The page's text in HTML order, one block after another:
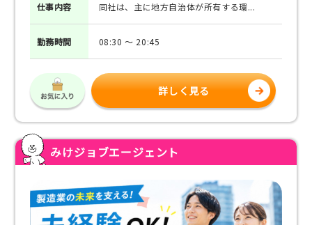
仕事内容 同社は、主に地方自治体が所有する環...
勤務時間 08:30 ～ 20:45
詳しく見る
みけジョブエージェント